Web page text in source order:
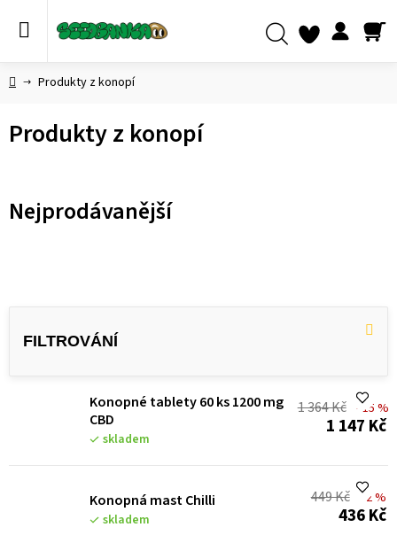
DomůProdukty z konopí
Produkty z konopí
Nejprodávanější
Konopné tablety 60 ks 1200 mg
CBD
skladem
1 364 Kč –15 %
1 147 Kč
Konopná mast Chilli
skladem
449 Kč –2 %
436 Kč
V
r